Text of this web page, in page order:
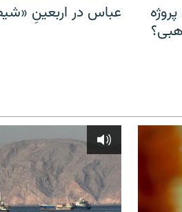
عباس در اربعینِ